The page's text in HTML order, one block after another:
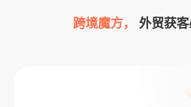
跨境魔方， 外贸获